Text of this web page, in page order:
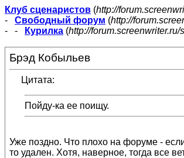
Клуб сценаристов (http://
- Свободный форум (http://
- -
Курилка (http://
Брэд Кобыльев
Цитата:
Пойду-ка ее поищу.
Уже поздно. Что плохо на форуме -
то удален. Хотя, наверное, тогда все